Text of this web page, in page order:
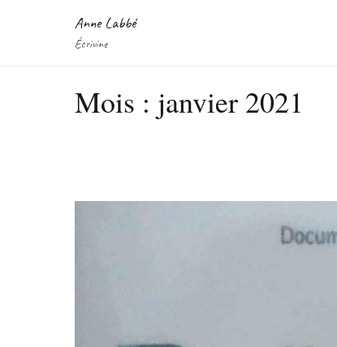
Anne Labbé
Écrivine
Mois : janvier 2021